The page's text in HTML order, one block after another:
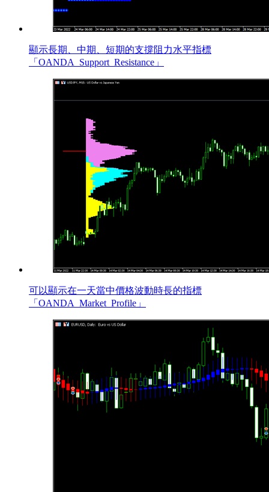
顯示長期、中期、短期的支撐阻力水平指標
「OANDA_Support_Resistance」
可以顯示在一天當中價格波動時長的指標
「OANDA_Market_Profile」